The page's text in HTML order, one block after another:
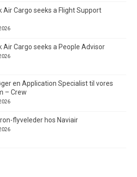
Air Cargo seeks a Flight Support
Air Cargo seeks a People Advisor
en Application Specialist til vores
– Crew
flyveleder hos Naviair